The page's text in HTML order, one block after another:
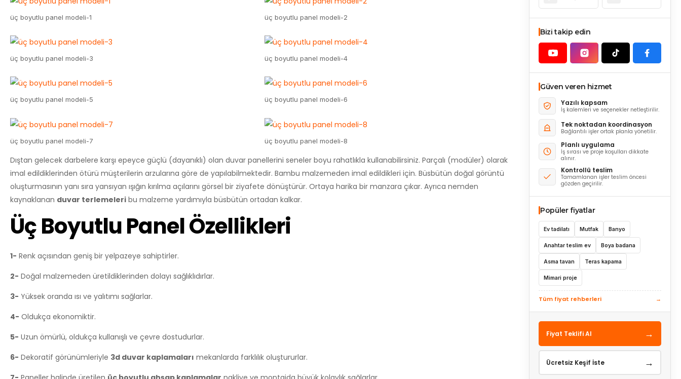
Bizi takip edin
Güven veren hizmet
Yazılı kapsam
İş kalemleri ve seçenekler netleştirilir.
Tek noktadan koordinasyon
Bağlantılı işler ortak planla yönetilir.
Planlı uygulama
İş sırası ve proje koşulları dikkate
alınır.
Kontrollü teslim
Tamamlanan işler teslim öncesi
gözden geçirilir.
Popüler fiyatlar
Ev tadilatı Mutfak Banyo
Anahtar teslim ev Boya badana
Asma tavan Teras kapama
Mimari proje
Tüm fiyat rehberleri →
Fiyat Teklifi Al →
Ücretsiz Keşif İste →
üç boyutlu panel modeli-1 üç boyutlu panel modeli-2
üç boyutlu panel modeli-3 üç boyutlu panel modeli-4
üç boyutlu panel modeli-5 üç boyutlu panel modeli-6
üç boyutlu panel modeli-7 üç boyutlu panel modeli-8
Dıştan gelecek darbelere karşı epeyce güçlü (dayanıklı) olan duvar panellerini seneler boyu rahatlıkla kullanabilirsiniz. Parçalı (modüler) olarak
imal edildiklerinden ötürü müşterilerin arzularına göre de yapılabilmektedir. Bambu malzemeden imal edildikleri için. Büsbütün doğal görüntü
oluşturmasının yanı sıra yansıyan ışığın kırılma açılarını görsel bir ziyafete dönüştürür. Ortaya harika bir manzara çıkar. Ayrıca nemden
kaynaklanan duvar terlemeleri bu malzeme yardımıyla büsbütün ortadan kalkar.
Üç Boyutlu Panel Özellikleri
1- Renk açısından geniş bir yelpazeye sahiptirler.
2- Doğal malzemeden üretildiklerinden dolayı sağlıklıdırlar.
3- Yüksek oranda ısı ve yalıtımı sağlarlar.
4- Oldukça ekonomiktir.
5- Uzun ömürlü, oldukça kullanışlı ve çevre dostudurlar.
6- Dekoratif görünümleriyle 3d duvar kaplamaları mekanlarda farklılık oluştururlar.